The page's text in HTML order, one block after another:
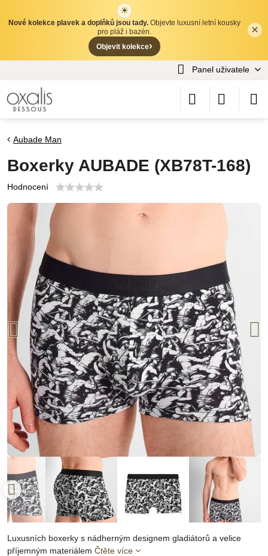
✕
×
☀
Nové kolekce plavek a doplňků jsou tady. Objevte luxusní letní kousky
pro pláž i bazén.
Objevit kolekce›
Panel uživatele
Aubade Man
Boxerky AUBADE (XB78T-168)
Hodnocení
Luxusních boxerky s nádherným designem gladiátorů a velice
příjemným materiálem Čtěte více